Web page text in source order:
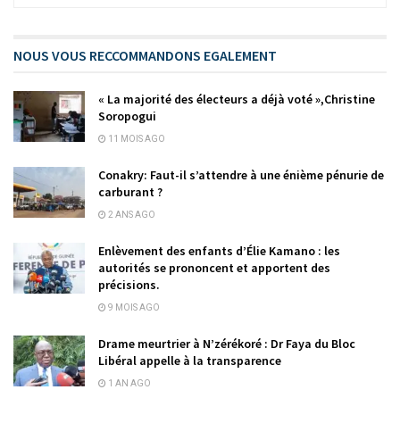
NOUS VOUS RECCOMMANDONS EGALEMENT
« La majorité des électeurs a déjà voté »,Christine
Soropogui
11 MOIS AGO
Conakry: Faut-il s’attendre à une énième pénurie de
carburant ?
2 ANS AGO
Enlèvement des enfants d’Élie Kamano : les
autorités se prononcent et apportent des
précisions.
9 MOIS AGO
Drame meurtrier à N’zérékoré : Dr Faya du Bloc
Libéral appelle à la transparence
1 AN AGO